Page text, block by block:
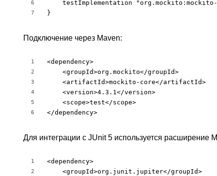
6
7
testImplementation
}
Подключение через Maven:
1
2
3
4
5
6
<dependency>
    <groupId>org.mockito</groupId>
    <artifactId>mockito-core</artifactId>
    <version>4.3.1</version>
    <scope>test</scope>
</dependency>
Для интеграции с JUnit 5 используется расширение
1
2
<dependency>
    <groupId>org.junit.jupiter</groupId>